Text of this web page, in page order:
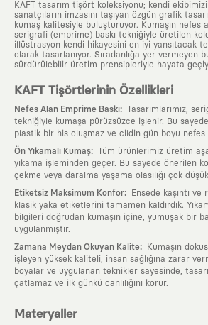
KAFT tasarım tişört koleksiyonu; kendi
sanatçıların imzasını taşıyan özgün grafik
kumaş kalitesiyle buluşturuyor. Kumaşın nefes
serigrafi (emprime) baskı tekniğiyle üretilen
illüstrasyon kendi hikayesini en iyi yansıtacak
olarak tasarlanıyor. Sıradanlığa yer vermeyen
sürdürülebilir üretim prensipleriyle hayata
KAFT Tişörtlerinin Özellikleri
Nefes Alan Emprime Baskı: Tasarımlarımız,
tekniğiyle kumaşa pürüzsüzce işlenir. Bu sayede
plastik bir his oluşmaz ve cildin gün boyu nefes
Ön Yıkamalı Kumaş: Tüm ürünlerimiz üretim
yıkama işleminden geçer. Bu sayede önerilen
çekme veya daralma yaşama olasılığı çok
Etiketsiz Maksimum Konfor:
Ensede kaşıntı ve
klasik yaka etiketlerini tamamen kaldırdık.
bilgileri doğrudan kumaşın içine, yumuşak bir
uygulanmıştır.
Zamana Meydan Okuyan Kalite:
Kumaşın
işleyen yüksek kaliteli, insan sağlığına zarar
boyalar ve uygulanan teknikler sayesinde,
çatlamaz ve ilk günkü canlılığını korur.
Materyaller